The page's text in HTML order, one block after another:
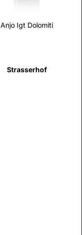
Anjo Igt Dolomiti
Strasserhof